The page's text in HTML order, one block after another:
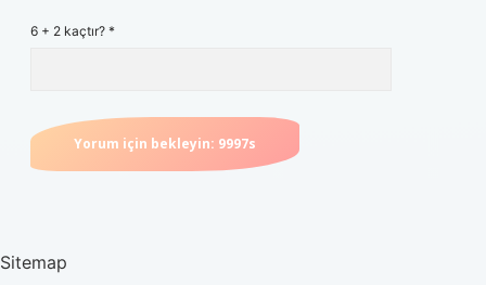
6 + 2 kaçtır? *
Sitemap